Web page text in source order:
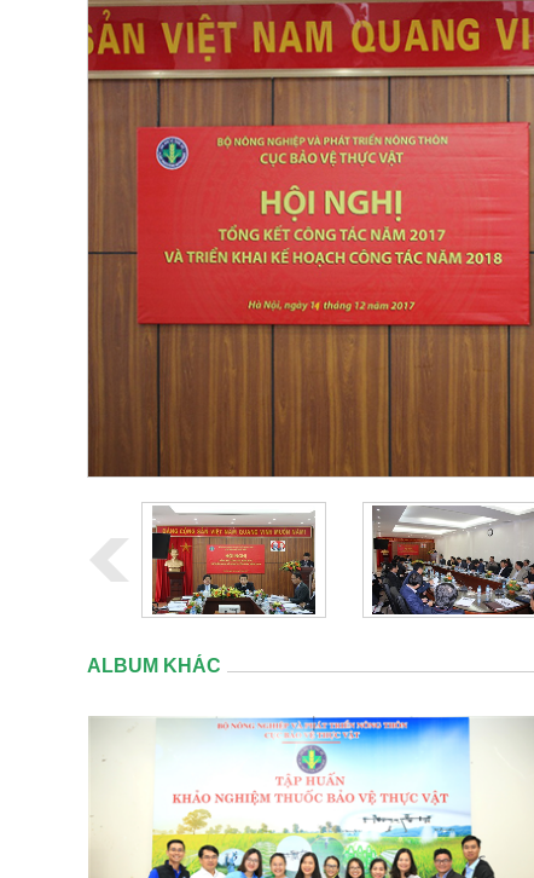
ALBUM KHÁC